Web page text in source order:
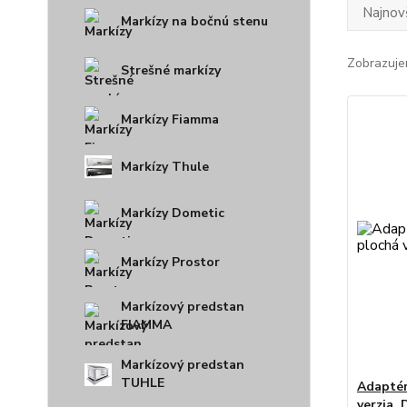
Markízy na bočnú stenu
Strešné markízy
Markízy Fiamma
Markízy Thule
Markízy Dometic
Markízy Prostor
Markízový predstan
FIAMMA
Markízový predstan
TUHLE